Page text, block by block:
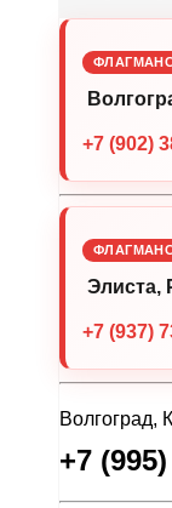
+7 (902)
Элиста,
+7 (937)
Волгоград,
+7